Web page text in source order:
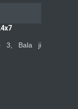
3, Bala ji